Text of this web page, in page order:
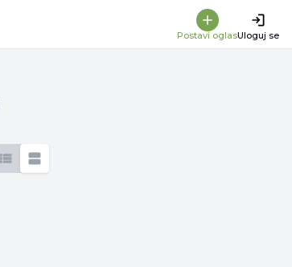
Postavi oglasUloguj se